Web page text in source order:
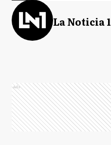
La Noticia 1
Ads